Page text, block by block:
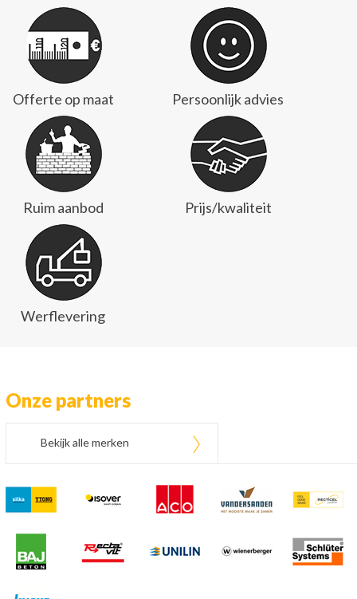
Offerte op maat Persoonlijk advies
Ruim aanbod Prijs/kwaliteit
Werflevering
Onze partners
Bekijk alle merken